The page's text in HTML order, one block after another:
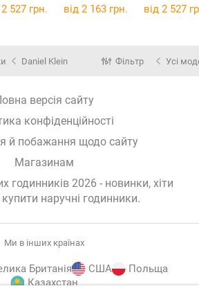
2 527 грн. від 2 163 грн. від 2 527
Daniel Klein Фільтр Усі
версія сайту
конфіденційності
й побажання щодо сайту
Магазинам
годинників 2026 - новинки, хіти
купити наручні годинники.
Ми в інших країнах
Британія США
Польща
Казахстан